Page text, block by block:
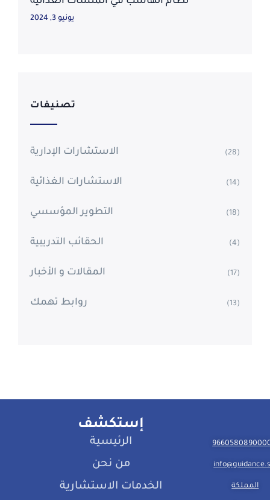
يونيو 3, 2024
تصنيفات
الاستشارات الإدارية (28)
الاستشارات الغذائية (14)
التطوير المؤسسي (18)
الحقائب التدريبية (4)
المقالات و الأخبار (17)
روابط تهمك (13)
المملكة
إستكشف
الرئيسية
من نحن
الخدمات الاستشارية